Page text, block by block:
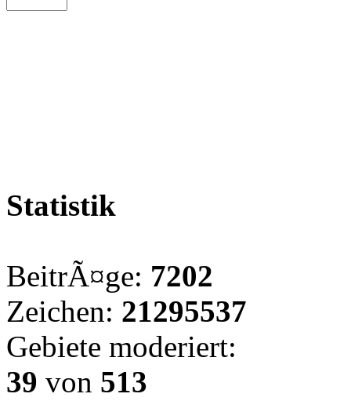
Statistik
BeitrÃ¤ge: 7202
Zeichen: 21295537
Gebiete moderiert:
39 von 513